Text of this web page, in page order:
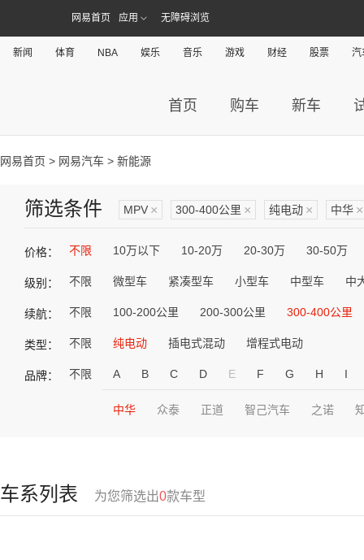
网易首页 应用 无障碍浏览
新闻 体育 NBA 娱乐 音乐 游戏 财经 股票 汽
首页 购车 新车
网易首页 > 网易汽车 > 新能源
筛选条件 MPV × 300-400公里 × 纯电动 × 中华 ×
价格： 不限 10万以下 10-20万 20-30万 30-50万
级别： 不限 微型车 紧凑型车 小型车 中型车 中
续航： 不限 100-200公里 200-300公里 300-400公里
类型： 不限 纯电动 插电式混动 增程式电动
品牌： 不限 A B C D E F G H I
中华 众泰 正道 智己汽车 之诺
车系列表 为您筛选出0款车型